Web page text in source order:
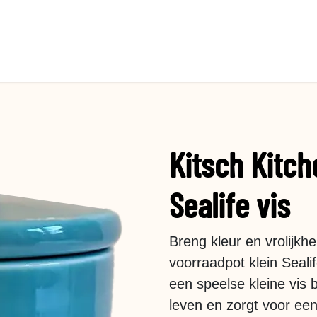
Kitsch
Sealife vis
Breng kleur en
voorraadpot klein
een speelse kleine vis
leven en zorgt voor